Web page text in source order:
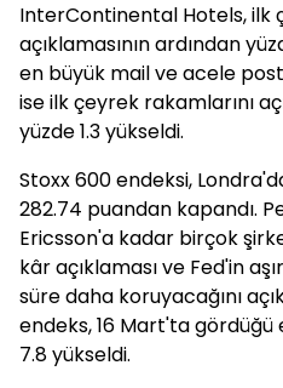
InterContinental Hotels, ilk
açıklamasının ardından
en büyük mail ve acele
ise ilk çeyrek rakamlarını
yüzde 1.3 yükseldi.
Stoxx 600 endeksi,
282.74 puandan kapandı.
Ericsson'a kadar birçok
kâr açıklaması ve Fed'in
süre daha koruyacağını
endeks, 16 Mart'ta gördüğü
7.8 yükseldi.